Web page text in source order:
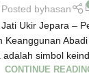
Posted byhasan
Ukir Jepara –
Keanggunan
simbol
CONTINUE